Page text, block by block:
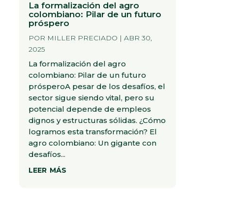
La formalización del agro
colombiano: Pilar de un futuro
próspero
POR MILLER PRECIADO | ABR 30,
2025
La formalización del agro
colombiano: Pilar de un futuro
prósperoA pesar de los desafíos, el
sector sigue siendo vital, pero su
potencial depende de empleos
dignos y estructuras sólidas. ¿Cómo
logramos esta transformación? El
agro colombiano: Un gigante con
desafíos...
leer más